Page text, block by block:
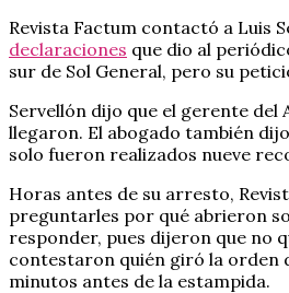
Revista Factum contactó a Luis
declaraciones que dio al
sur de Sol General, pero su
Servellón dijo que el gerente del
llegaron. El abogado también
solo fueron realizados nueve
Horas antes de su arresto,
preguntarles por qué abrieron
responder, pues dijeron que no
contestaron quién giró la orden
minutos antes de la estampida.